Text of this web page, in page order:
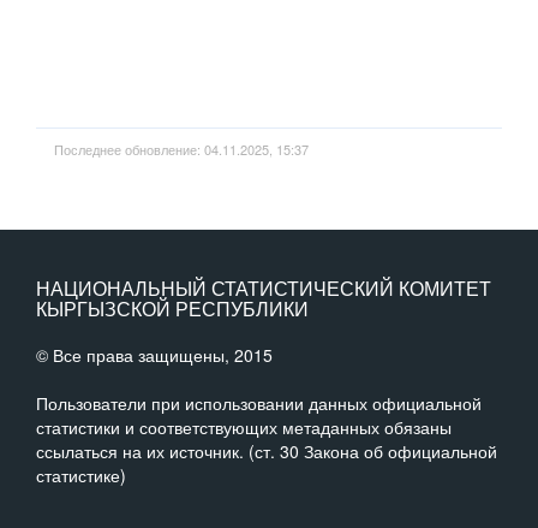
Последнее обновление: 04.11.2025, 15:37
НАЦИОНАЛЬНЫЙ СТАТИСТИЧЕСКИЙ КОМИТЕТ
КЫРГЫЗСКОЙ РЕСПУБЛИКИ
© Все права защищены, 2015
Пользователи при использовании данных официальной
статистики и соответствующих метаданных обязаны
ссылаться на их источник. (ст. 30 Закона об официальной
статистике)